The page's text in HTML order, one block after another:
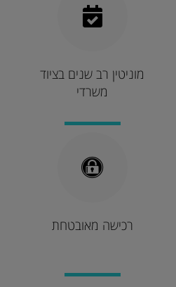
מוניטין רב שנים בציוד
משרדי
רכישה מאובטחת